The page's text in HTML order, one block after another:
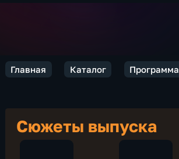
Главная Каталог Программа
Сюжеты выпуска